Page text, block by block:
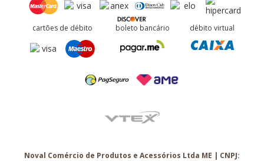
cartões de débito boleto bancário débito virtual
Noval Comércio de Produtos e Acessórios Ltda ME | CNPJ: